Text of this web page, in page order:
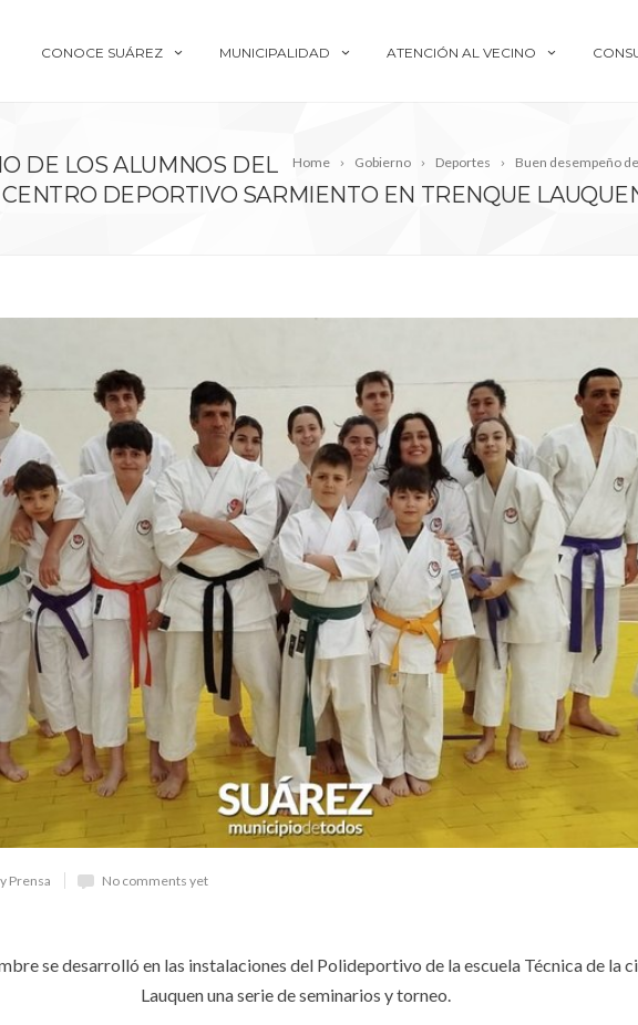
CONOCE SUÁREZ MUNICIPALIDAD ATENCIÓN AL VECINO
Home Gobierno Deportes Buen desempeño
DE LOS ALUMNOS DEL
DEPORTIVO SARMIENTO EN TRENQUE
Prensa No comments yet
se desarrolló en las instalaciones del Polideportivo de la escuela Técnica de la
Lauquen una serie de seminarios y torneo.